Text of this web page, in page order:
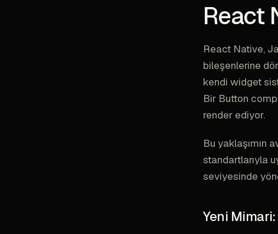
React
React Native,
bileşenlerine
kendi widget
Bir Button
render ediyor.
Bu yaklaşımın
standartlarıyla
seviyesinde
Yeni